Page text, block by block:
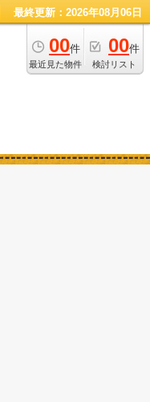
最終更新：2026年08月06日
00件
最近見た物件
00件
検討リスト